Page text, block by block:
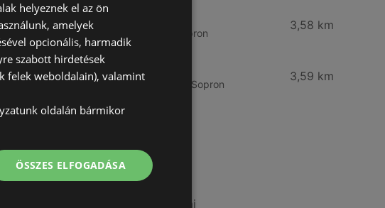
CBA
Bánfalvi u. 14, 9400 Sopron
3,58 km
Lidl
Bánfalvi út 12. 12, 9400 Sopron
3,59 km
A(z) Aldi ajánlatai
A(z) Metro ajánlatai
helyeznek el az ön
amelyek
opcionális, harmadik
szabott hirdetések
felek weboldalain), valamint
oldalán bármikor
ÖSSZES ELFOGADÁSA